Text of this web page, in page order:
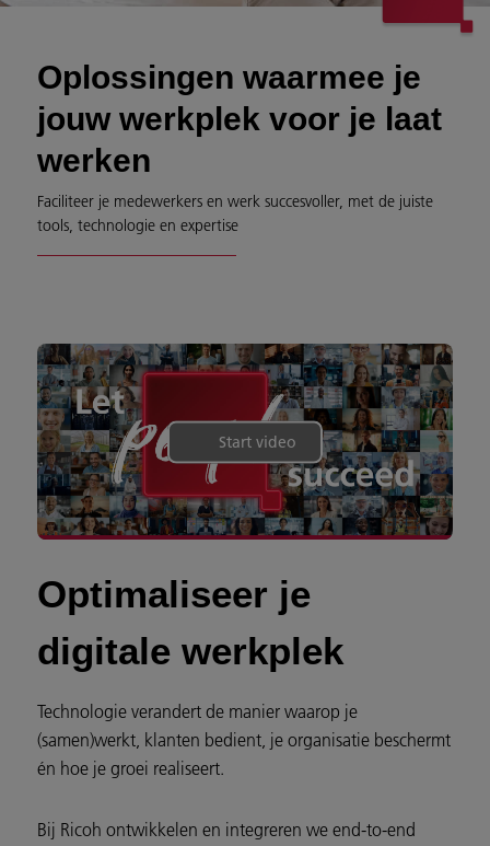
Oplossingen waarmee je
jouw werkplek voor je laat
werken
Faciliteer je medewerkers en werk succesvoller, met de juiste
tools, technologie en expertise
Optimaliseer je
digitale werkplek
Technologie verandert de manier waarop je
(samen)werkt, klanten bedient, je organisatie beschermt
én hoe je groei realiseert.
Bij Ricoh ontwikkelen en integreren we end-to-end
Start video